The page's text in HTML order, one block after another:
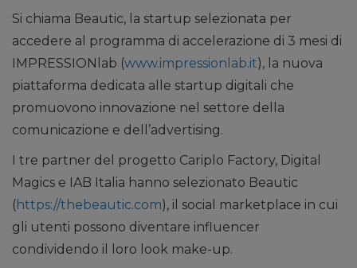
Si chiama Beautic, la startup selezionata per
accedere al programma di accelerazione di 3 mesi di
IMPRESSIONlab (www.impressionlab.it), la nuova
piattaforma dedicata alle startup digitali che
promuovono innovazione nel settore della
comunicazione e dell’advertising.
I tre partner del progetto Cariplo Factory, Digital
Magics e IAB Italia hanno selezionato Beautic
(https://thebeautic.com), il social marketplace in cui
gli utenti possono diventare influencer
condividendo il loro look make-up.